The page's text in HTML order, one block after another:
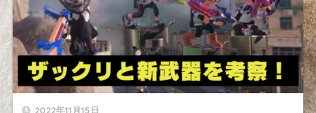
2022年11月15日